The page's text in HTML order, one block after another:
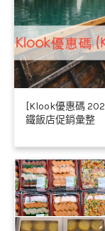
[Klook優惠碼
鐵飯店促銷彙整